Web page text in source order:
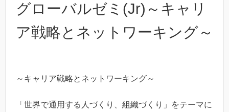
グローバルゼミ(Jr)～キャリ
ア戦略とネットワーキング～
～キャリア戦略とネットワーキング～
「世界で通用する人づくり、組織づくり」をテーマに